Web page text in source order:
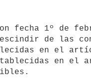
de las
en el
en el